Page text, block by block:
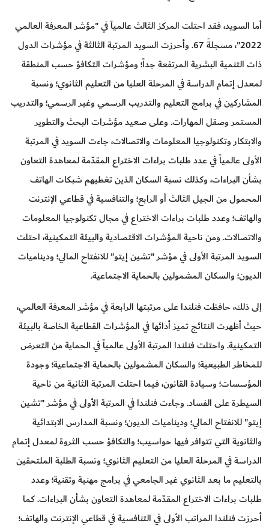
أما السويد، فقد احتلت المركز الثالث عالمياً في "مؤشر المعرفة العالمي
2022"، مسجلةً 67. وأحرزت السويد المرتبة الثالثة في مؤشرات الدول
ذات التنمية البشرية المرتفعة جداً؛ ومؤشرات التكافؤ حسب المنطقة
لمعدل إتمام الدراسة في المرحلة العليا من التعليم الثانوي؛ ونسبة
المشاركين في برامج التعليم والتدريب الرسمي وغير الرسمي؛ والتدريب
المستمر وصقل المهارات. وعلى صعيد مؤشرات البحث والتطوير
والابتكار وتكنولوجيا المعلومات والاتصالات، جاءت السويد في المرتبة
الأولى عالمياً في عدد طلبات براءات الاختراع المقدّمة لمعاهدة التعاون
بشأن البراءات، وكذلك نسبة السكان الذين تغطيهم شبكات الهاتف
المحمول من الجيل الثالث أو الرابع؛ والتنافسية في قطاعي الإنترنت
والهاتف؛ وعدد طلبات براءات الاختراع في مجال تكنولوجيا المعلومات
والاتصالات. ومن ناحية المؤشرات الاقتصادية والبيئة التمكينية، احتلت
السويد المرتبة الأولى في مؤشر "تشين إيتو" للانفتاح المالي؛ وديناميات
الديون؛ والسكان المشمولين بالحماية الاجتماعية.
إلى ذلك، حافظت فنلندا على مرتبتها الرابعة في مؤشر المعرفة العالمي،
حيث أظهرت النتائج تميز أدائها في المؤشرات القطاعية الخاصة بالبيئة
التمكينية. واحتلت فنلندا المرتبة الأولى عالمياً في الحماية من التعرض
للمخاطر الطبيعية؛ والسكان المشمولين بالحماية الاجتماعية؛ وجودة
المؤسسات؛ وسيادة القانون، فيما احتلت المرتبة الثانية من ناحية
السيطرة على الفساد. وجاءت فنلندا في المرتبة الأولى في مؤشر "تشين
إيتو" للانفتاح المالي؛ وديناميات الديون؛ ونسبة المدارس الابتدائية
والثانوية التي تتوافر فيها حواسيب؛ والتكافؤ حسب الثروة لمعدل إتمام
الدراسة في المرحلة العليا من التعليم الثانوي؛ ونسبة الطلبة الملتحقين
بالتعليم ما بعد الثانوي غير الجامعي في برامج مهنية وتقنية؛ وعدد
طلبات براءات الاختراع المقدّمة لمعاهدة التعاون بشأن البراءات. كما
أحرزت فنلندا المراتب الأولى في التنافسية في قطاعي الإنترنت والهاتف؛